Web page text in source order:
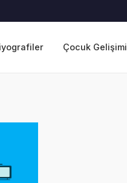
Çocuk Gelişimi